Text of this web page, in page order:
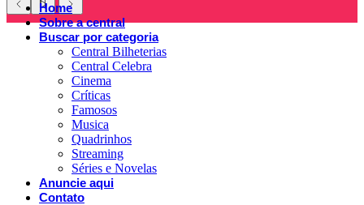
Home
Sobre a central
Buscar por categoria
Central Bilheterias
Central Celebra
Cinema
Críticas
Famosos
Musica
Quadrinhos
Streaming
Séries e Novelas
Anuncie aqui
Contato